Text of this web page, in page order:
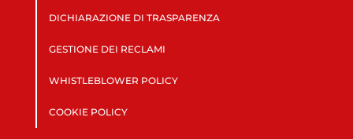
DICHIARAZIONE DI TRASPARENZA
GESTIONE DEI RECLAMI
WHISTLEBLOWER POLICY
COOKIE POLICY